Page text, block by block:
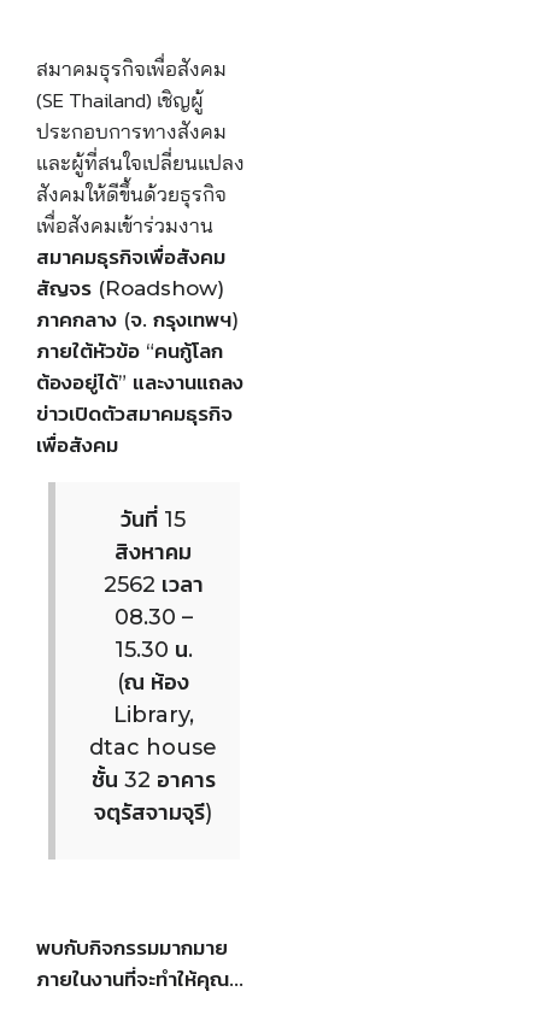
สมาคมธุรกิจเพื่อสังคม
(SE Thailand) เชิญผู้
ประกอบการทางสังคม
และผู้ที่สนใจเปลี่ยนแปลง
สังคมให้ดีขึ้นด้วยธุรกิจ
เพื่อสังคมเข้าร่วมงาน
สมาคมธุรกิจเพื่อสังคม
สัญจร (Roadshow)
ภาคกลาง (จ. กรุงเทพฯ)
ภายใต้หัวข้อ “คนกู้โลก
ต้องอยู่ได้” และงานแถลง
ข่าวเปิดตัวสมาคมธุรกิจ
เพื่อสังคม
วันที่ 15
สิงหาคม
2562 เวลา
08.30 –
15.30 น.
(ณ ห้อง
Library,
dtac house
ชั้น 32 อาคาร
จตุรัสจามจุรี)
พบกับกิจกรรมมากมาย
ภายในงานที่จะทำให้คุณ…